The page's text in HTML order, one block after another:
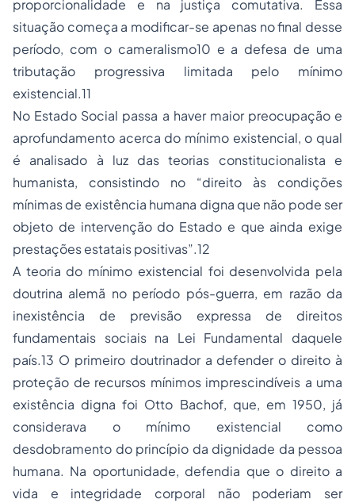
proporcionalidade e na justiça comutativa. Essa
situação começa a modificar-se apenas no final desse
período, com o cameralismo10 e a defesa de uma
tributação progressiva limitada pelo mínimo
existencial.11
No Estado Social passa a haver maior preocupação e
aprofundamento acerca do mínimo existencial, o qual
é analisado à luz das teorias constitucionalista e
humanista, consistindo no “direito às condições
mínimas de existência humana digna que não pode ser
objeto de intervenção do Estado e que ainda exige
prestações estatais positivas”.12
A teoria do mínimo existencial foi desenvolvida pela
doutrina alemã no período pós-guerra, em razão da
inexistência de previsão expressa de direitos
fundamentais sociais na Lei Fundamental daquele
país.13 O primeiro doutrinador a defender o direito à
proteção de recursos mínimos imprescindíveis a uma
existência digna foi Otto Bachof, que, em 1950, já
considerava o mínimo existencial como
desdobramento do princípio da dignidade da pessoa
humana. Na oportunidade, defendia que o direito a
vida e integridade corporal não poderiam ser